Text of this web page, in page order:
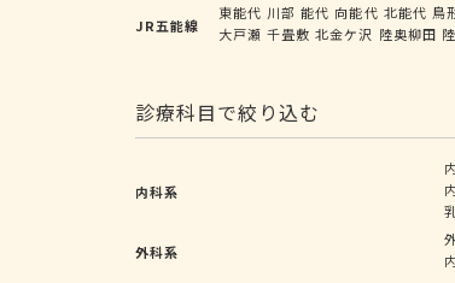
JR五能線
東能代 川部 能代 向能代 北能代 鳥
大戸瀬 千畳敷 北金ケ沢 陸奥柳田
診療科目で絞り込む
内科系
外科系